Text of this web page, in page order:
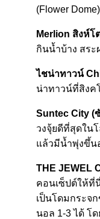
(Flower
Merlion สิงห์โ
กินน้ำบ้าง สระ
ไชน่าทาวน์
น่าทาวน์ที่สิง
Suntec City (
วงจุ้ยดีที่สุดใน
แล้วมีน้ำพุ่งขึ้น
THE JEWEL
คอนเซ็ปต์ให้ที่
เป็นโดมกระจ
นอล 1-3 ได้ โ